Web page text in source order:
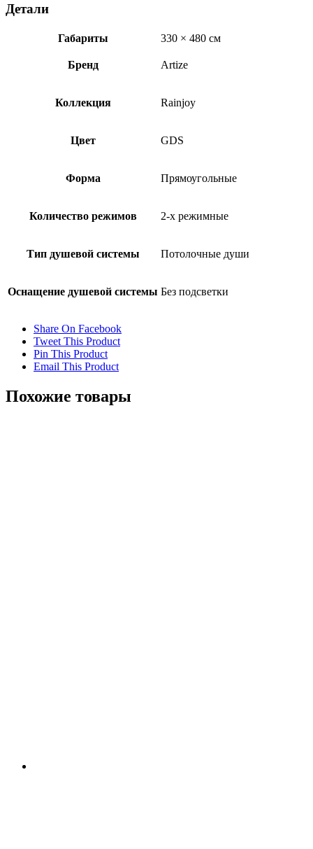
Детали
Габариты 330 × 480 см
Бренд Artize
Коллекция Rainjoy
Цвет GDS
Форма Прямоугольные
Количество режимов 2-х режимные
Тип душевой системы Потолочные души
Оснащение душевой системы Без подсветки
Share On Facebook
Tweet This Product
Pin This Product
Email This Product
Похожие товары